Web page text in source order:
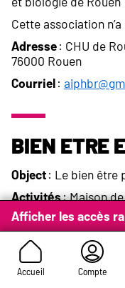
Accueil Compte
Afficher les accès
Cette association
Adresse: CHU de
76000 Rouen
Courriel:
Bien Etre
Object: Le bien être
Activités: Maison
Rouen
Santé / lundi et
Techniques douces /
Sophrologie de